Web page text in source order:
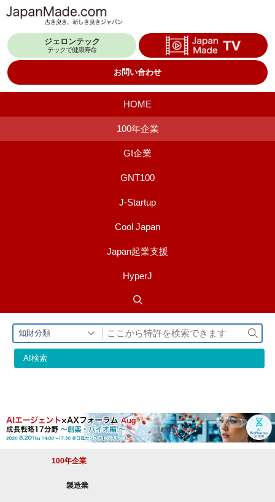
テ
ス
ジェロンテック
テックで健康寿命
お問い合わせ
HOME
100年企業
GI企業
GNT100
J-Startup
Cool Japan
Japan起業支援
HyperJ
知財分類
検
索
AI検索
100年企業
製造業